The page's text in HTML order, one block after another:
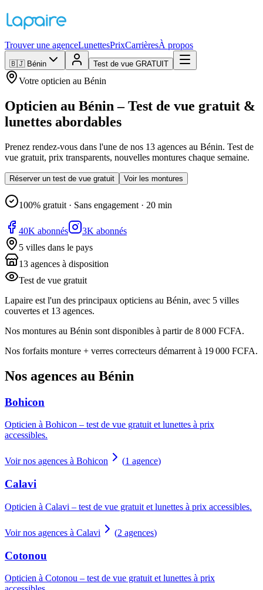
Trouver une agenceLunettesPrixCarrièresÀ propos
🇧🇯 Bénin Test de vue GRATUIT
Votre opticien au Bénin
Opticien au Bénin – Test de vue gratuit &
lunettes abordables
Prenez rendez-vous dans l'une de nos 13 agences au Bénin. Test de
vue gratuit, prix transparents, nouvelles montures chaque semaine.
Réserver un test de vue gratuit Voir les montures
100% gratuit · Sans engagement · 20 min
40K abonnés
3K abonnés
5 villes dans le pays
13 agences à disposition
Test de vue gratuit
Lapaire est l'un des principaux opticiens au Bénin, avec 5 villes
couvertes et 13 agences.
Nos montures au Bénin sont disponibles à partir de 8 000 FCFA.
Nos forfaits monture + verres correcteurs démarrent à 19 000 FCFA.
Nos agences au Bénin
Bohicon
Opticien à Bohicon – test de vue gratuit et lunettes à prix
accessibles.
Voir nos agences à Bohicon (1 agence)
Calavi
Opticien à Calavi – test de vue gratuit et lunettes à prix accessibles.
Voir nos agences à Calavi (2 agences)
Cotonou
Opticien à Cotonou – test de vue gratuit et lunettes à prix